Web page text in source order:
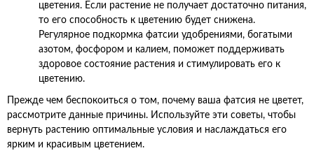
цветения. Если растение не получает достаточно питания,
то его способность к цветению будет снижена.
Регулярное подкормка фатсии удобрениями, богатыми
азотом, фосфором и калием, поможет поддерживать
здоровое состояние растения и стимулировать его к
цветению.
Прежде чем беспокоиться о том, почему ваша фатсия не цветет,
рассмотрите данные причины. Используйте эти советы, чтобы
вернуть растению оптимальные условия и наслаждаться его
ярким и красивым цветением.